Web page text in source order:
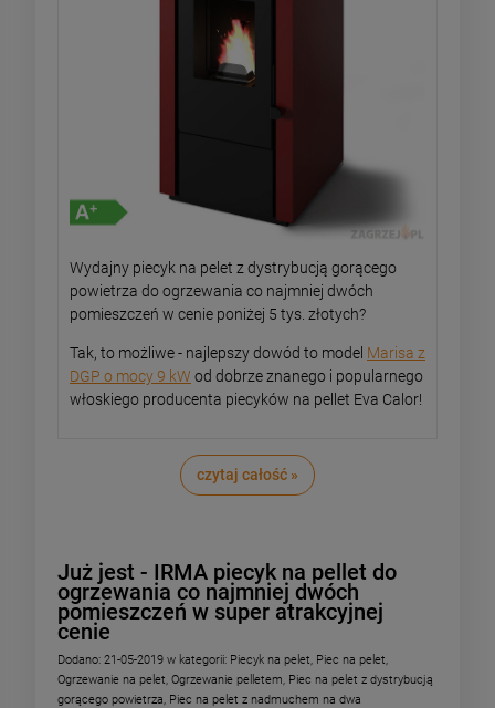
Wydajny piecyk na pelet z dystrybucją gorącego
powietrza do ogrzewania co najmniej dwóch
pomieszczeń w cenie poniżej 5 tys. złotych?
Tak, to możliwe - najlepszy dowód to model Marisa z
DGP o mocy 9 kW od dobrze znanego i popularnego
włoskiego producenta piecyków na pellet Eva Calor!
czytaj całość »
Już jest - IRMA piecyk na pellet do
ogrzewania co najmniej dwóch
pomieszczeń w super atrakcyjnej
cenie
Dodano: 21-05-2019 w kategorii: Piecyk na pelet, Piec na pelet,
Ogrzewanie na pelet, Ogrzewanie pelletem, Piec na pelet z dystrybucją
gorącego powietrza, Piec na pelet z nadmuchem na dwa